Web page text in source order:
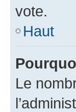
vote.
Haut
Le